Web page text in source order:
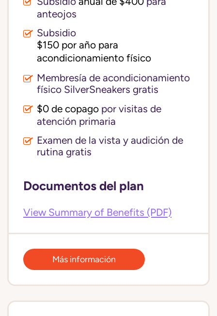
anteojos
Subsidio
$150 por año para
acondicionamiento físico
Membresía de acondicionamiento
físico SilverSneakers gratis
$0 de copago por visitas de
atención primaria
Examen de la vista y audición de
rutina gratis
Documentos del plan
View Summary of Benefits (PDF)
Más información